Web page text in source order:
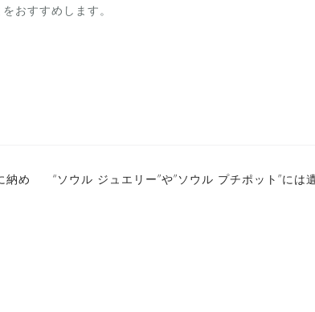
おすすめします。
納め
“ソウル ジュエリー”や”ソウル プチポット”には